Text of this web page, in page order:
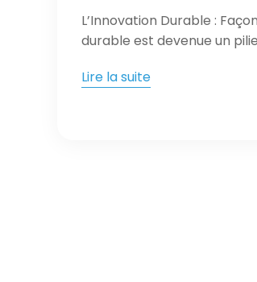
L’Innovation Durable :
durable est devenue un
Lire la suite